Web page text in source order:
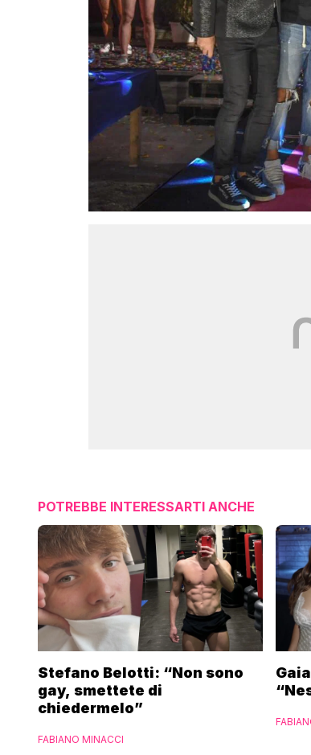
POTREBBE INTERESSARTI ANCHE
Stefano Belotti: “Non sono
gay, smettete di
chiedermelo”
FABIANO MINACCI